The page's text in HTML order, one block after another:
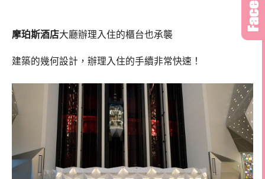
摩珀斯酒店大廳辦理入住的櫃台也承襲
建築的幾何設計，辦理入住的手續非常快速！